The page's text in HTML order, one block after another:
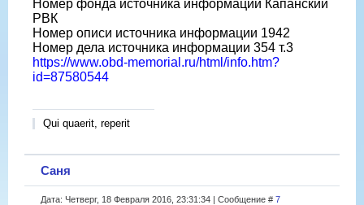
Номер фонда источника информации Капанский
РВК
Номер описи источника информации 1942
Номер дела источника информации 354 т.3
https://www.obd-memorial.ru/html/info.htm?
id=87580544
Qui quaerit, reperit
Саня
Дата: Четверг, 18 Февраля 2016, 23:31:34 | Сообщение # 7